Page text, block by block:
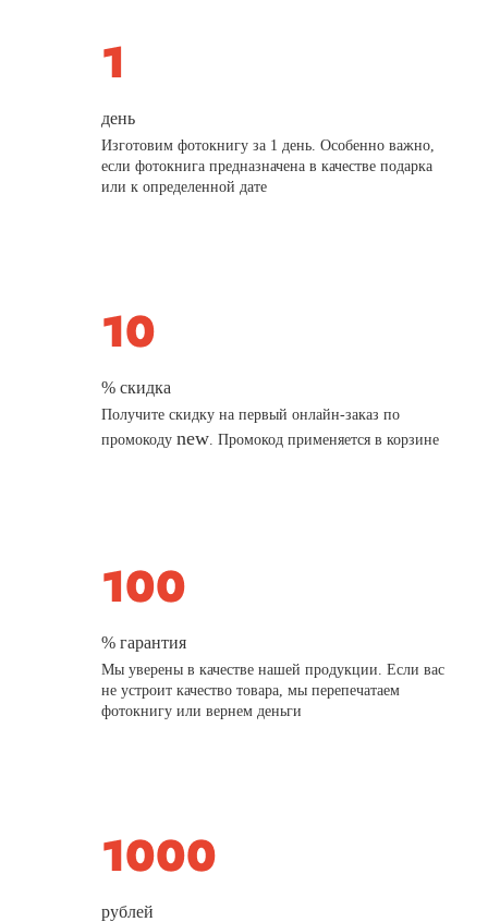
день
Изготовим фотокнигу за 1 день. Особенно важно,
если фотокнига предназначена в качестве подарка
или к определенной дате
% скидка
Получите скидку на первый онлайн-заказ по
промокодуnew. Промокод применяется в корзине
% гарантия
Мы уверены в качестве нашей продукции. Если вас
не устроит качество товара, мы перепечатаем
фотокнигу или вернем деньги
рублей